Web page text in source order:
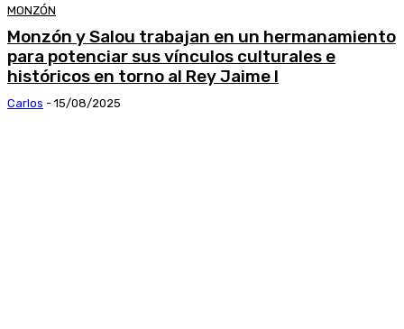
MONZÓN
Monzón y Salou trabajan en un hermanamiento
para potenciar sus vínculos culturales e
históricos en torno al Rey Jaime I
Carlos - 15/08/2025